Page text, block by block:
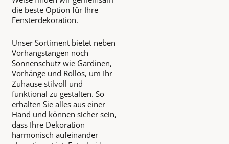
die beste Option für Ihre
Fensterdekoration.
Unser Sortiment bietet neben
Vorhangstangen noch
Sonnenschutz wie Gardinen,
Vorhänge und Rollos, um Ihr
Zuhause stilvoll und
funktional zu gestalten. So
erhalten Sie alles aus einer
Hand und können sicher sein,
dass Ihre Dekoration
harmonisch aufeinander